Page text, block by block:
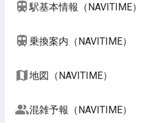
駅基本情報（NAVITIME）
乗換案内（NAVITIME）
地図（NAVITIME）
混雑予報（NAVITIME）